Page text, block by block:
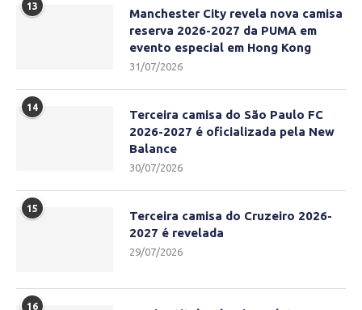
13
Manchester City revela nova camisa
reserva 2026-2027 da PUMA em
evento especial em Hong Kong
31/07/2026
14
Terceira camisa do São Paulo FC
2026-2027 é oficializada pela New
Balance
30/07/2026
15
Terceira camisa do Cruzeiro 2026-
2027 é revelada
29/07/2026
16